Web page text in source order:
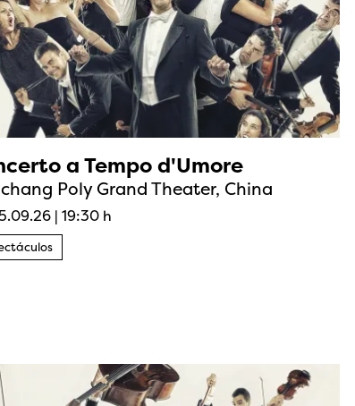
a Tempo d'Umore
Poly Grand Theater, China
|19:30 h